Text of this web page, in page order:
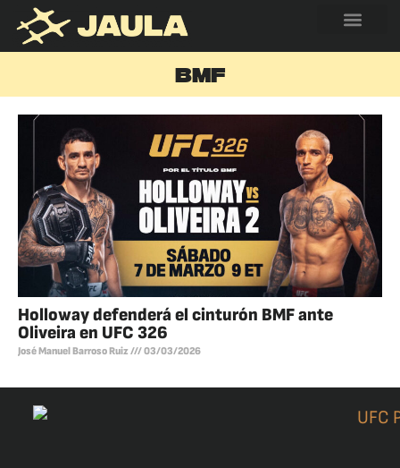
BMF
Holloway defenderá el cinturón BMF ante
Oliveira en UFC 326
José Manuel Barroso Ruiz 03/03/2026